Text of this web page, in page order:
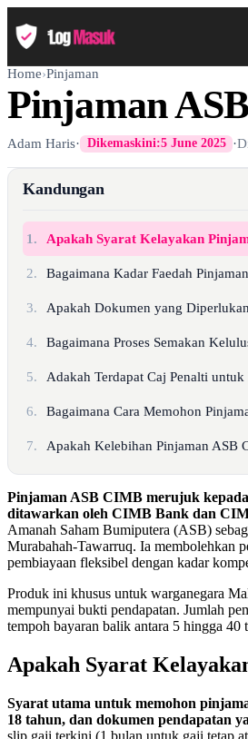
Home›Pinjaman
Pinjaman
Adam Haris· Dikemaskini:5 June 2025 ·
Kandungan
1. Apakah Syarat Kelayakan
2. Bagaimana Kadar Faedah
3. Apakah Dokumen yang
4. Bagaimana Proses Semakan
5. Adakah Terdapat Caj Penalti
6. Bagaimana Cara Memohon
7. Apakah Kelebihan Pinjaman ASB
Pinjaman ASB CIMB merujuk
ditawarkan oleh CIMB Bank dan
Amanah Saham Bumiputera (ASB)
Murabahah-Tawarruq. Ia membolehkan
pembiayaan fleksibel dengan kadar
Produk ini khusus untuk warganegara
mempunyai bukti pendapatan. Jumlah
tempoh bayaran balik antara 5 hingga 40
Apakah Syarat
Syarat utama untuk memohon
18 tahun, dan dokumen pendapatan
slip gaji terkini (1 bulan untuk gaji tetap